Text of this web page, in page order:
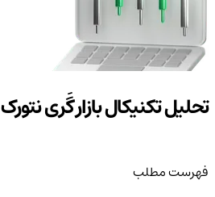
تحلیل تکنیکال بازار گَری نتورک (GARI)
فهرست مطلب